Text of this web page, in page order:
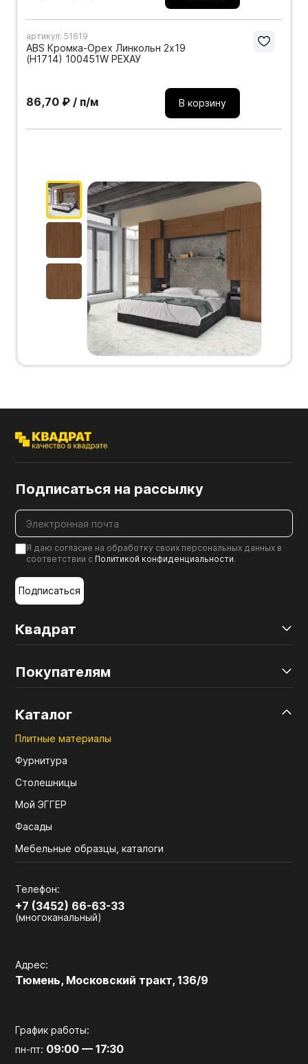
артикул: 51619
ABS Кромка-Орех Линкольн 2х19
(H1714) 100451W РЕХАУ
86,70 ₽ / п/м В корзину
Квадрат
Покупателям
Каталог
Плитные материалы
Фурнитура
Столешницы
Мой ЭГГЕР
Фасады
Мебельные образцы, каталоги
Телефон:
+7 (3452) 66-63-33
(многоканальный)
Адрес:
Тюмень, Московский тракт, 136/9
График работы:
пн-пт: 09:00 — 17:30
Подписаться на рассылку
Я даю согласие на обработку своих персональных данных в
соответствии с Политикой конфиденциальности.
Подписаться